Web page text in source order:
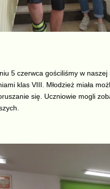
5 czerwca gościliśmy w
klas VIII. Młodzież miała
się. Uczniowie mogli